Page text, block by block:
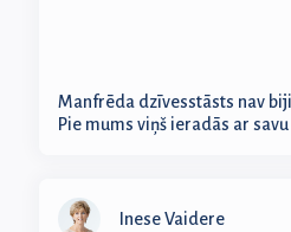
Manfrēda dzīvesstāsts nav
Pie mums viņš ieradās ar
Inese Vaidere